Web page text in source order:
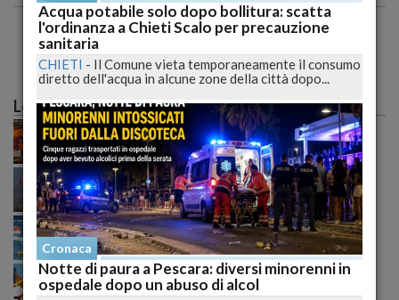
Le più lette
Caldo record sull'Italia: il peggio deve ancora
arrivare, poi una possibile svolta meteo
Incendio tra Lucoli e Roio, massima allerta: continua
il monitoraggio senza sosta delle autorità
Meteo ribaltato nel weekend: nubifragi e grandine,
ecco dove colpirà l’Italia domenica
Incendi senza tregua nell’Aquilano: il fuoco
raggiunge Roio e cresce la preoccupazione generale
Acqua potabile solo dopo bollitura: scatta
l'ordinanza a Chieti Scalo per precauzione
sanitaria
CHIETI - Il Comune vieta temporaneamente il consumo
diretto dell'acqua in alcune zone della città dopo...
Cronaca
Notte di paura a Pescara: diversi minorenni in
ospedale dopo un abuso di alcol